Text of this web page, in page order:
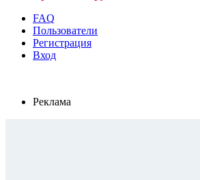
FAQ
Пользователи
Регистрация
Вход
Реклама